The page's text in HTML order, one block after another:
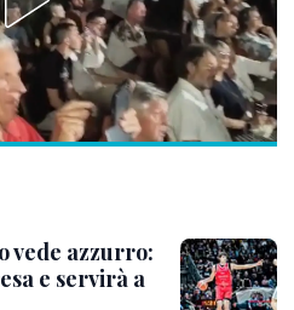
vede azzurro:
e servirà a